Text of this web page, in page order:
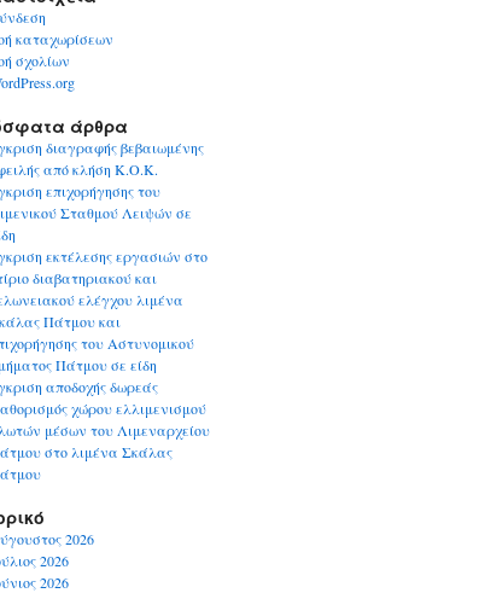
καταχωρίσεων
σχολίων
άρθρα
διαγραφής βεβαιωμένης
από κλήση Κ.Ο.Κ.
επιχορήγησης του
Σταθμού Λειψών σε
εκτέλεσης εργασιών στο
διαβατηριακού και
ελέγχου λιμένα
Πάτμου και
του Αστυνομικού
Πάτμου σε είδη
αποδοχής δωρεάς
χώρου ελλιμενισμού
μέσων του Λιμεναρχείου
στο λιμένα Σκάλας
2026
2026
2026